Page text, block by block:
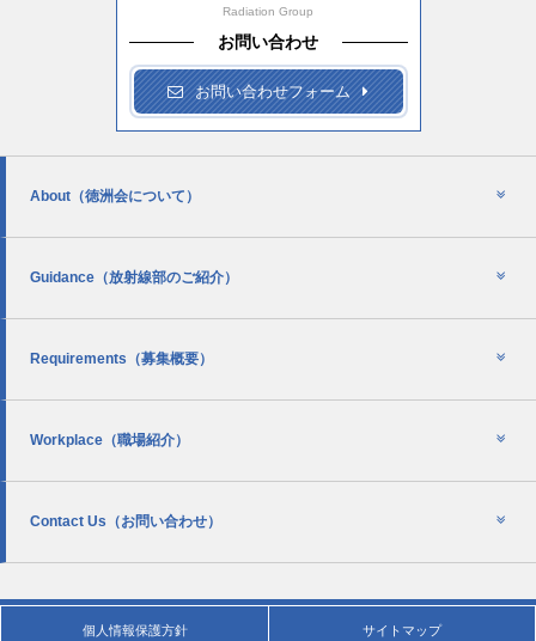
Radiation Group
お問い合わせ
お問い合わせフォーム
About （徳洲会について）
Guidance （放射線部のご紹介）
Requirements （募集概要）
Workplace （職場紹介）
Contact Us （お問い合わせ）
個人情報保護方針 サイトマップ